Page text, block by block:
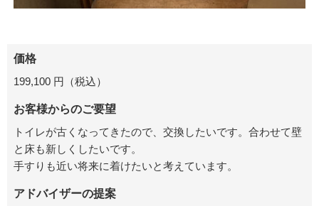
価格
199,100 円（税込）
お客様からのご要望
トイレが古くなってきたので、交換したいです。合わせて壁
と床も新しくしたいです。
手すりも近い将来に着けたいと考えています。
アドバイザーの提案